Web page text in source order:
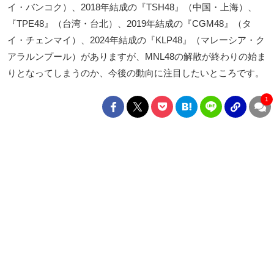
イ・バンコク）、2018年結成の『TSH48』（中国・上海）、
『TPE48』（台湾・台北）、2019年結成の『CGM48』（タ
イ・チェンマイ）、2024年結成の『KLP48』（マレーシア・ク
アラルンプール）がありますが、MNL48の解散が終わりの始ま
りとなってしまうのか、今後の動向に注目したいところです。
1